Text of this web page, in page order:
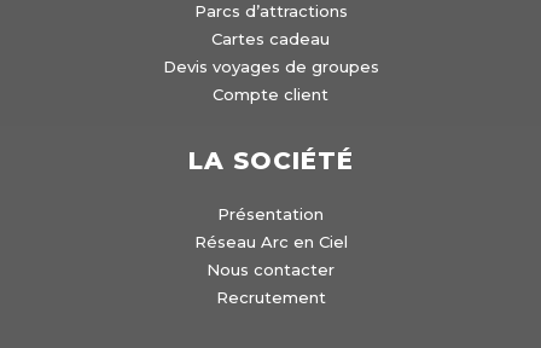
Parcs d’attractions
Cartes cadeau
Devis voyages de groupes
Compte client
LA SOCIÉTÉ
Présentation
Réseau Arc en Ciel
Nous contacter
Recrutement